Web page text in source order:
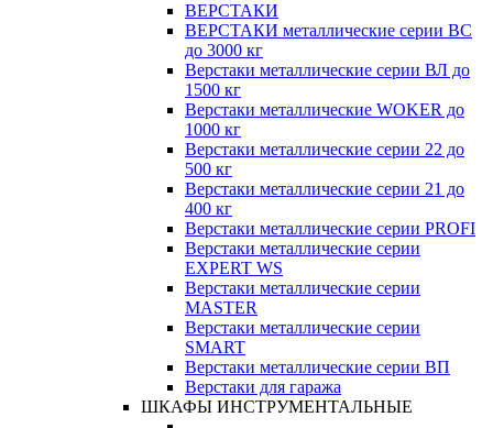
ВЕРСТАКИ
ВЕРСТАКИ металлические серии ВС
до 3000 кг
Верстаки металлические серии ВЛ до
1500 кг
Верстаки металлические WOKER до
1000 кг
Верстаки металлические серии 22 до
500 кг
Верстаки металлические серии 21 до
400 кг
Верстаки металлические серии PROFI
Верстаки металлические серии
EXPERT WS
Верстаки металлические серии
MASTER
Верстаки металлические серии
SMART
Верстаки металлические серии ВП
Верстаки для гаража
ШКАФЫ ИНСТРУМЕНТАЛЬНЫЕ